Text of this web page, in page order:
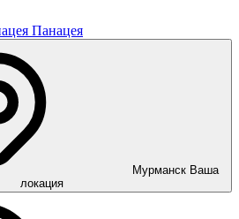
Панацея
Мурманск Ваша
локация